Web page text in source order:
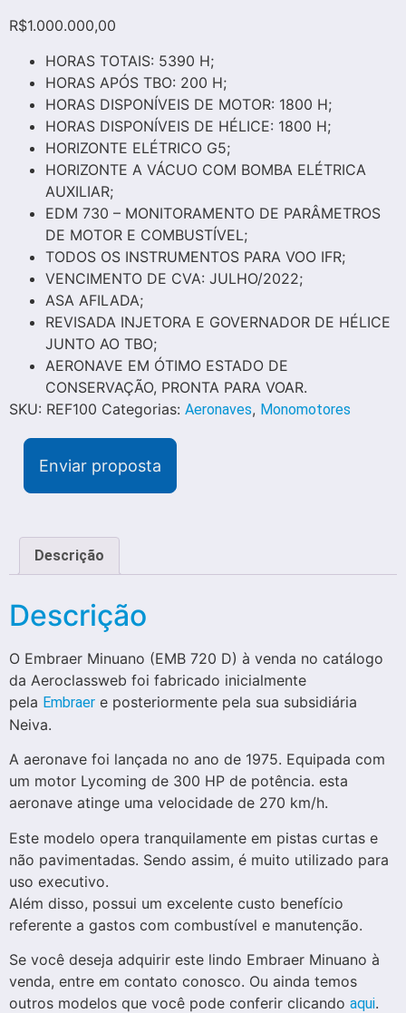
R$1.000.000,00
HORAS TOTAIS: 5390 H;
HORAS APÓS TBO: 200 H;
HORAS DISPONÍVEIS DE MOTOR: 1800 H;
HORAS DISPONÍVEIS DE HÉLICE: 1800 H;
HORIZONTE ELÉTRICO G5;
HORIZONTE A VÁCUO COM BOMBA ELÉTRICA
AUXILIAR;
EDM 730 – MONITORAMENTO DE PARÂMETROS
DE MOTOR E COMBUSTÍVEL;
TODOS OS INSTRUMENTOS PARA VOO IFR;
VENCIMENTO DE CVA: JULHO/2022;
ASA AFILADA;
REVISADA INJETORA E GOVERNADOR DE HÉLICE
JUNTO AO TBO;
AERONAVE EM ÓTIMO ESTADO DE
CONSERVAÇÃO, PRONTA PARA VOAR.
SKU: REF100 Categorias: Aeronaves, Monomotores
Enviar proposta
Descrição
Descrição
O Embraer Minuano (EMB 720 D) à venda no catálogo
da Aeroclassweb foi fabricado inicialmente
pela Embraer e posteriormente pela sua subsidiária
Neiva.
A aeronave foi lançada no ano de 1975. Equipada com
um motor Lycoming de 300 HP de potência. esta
aeronave atinge uma velocidade de 270 km/h.
Este modelo opera tranquilamente em pistas curtas e
não pavimentadas. Sendo assim, é muito utilizado para
uso executivo.
Além disso, possui um excelente custo benefício
referente a gastos com combustível e manutenção.
Se você deseja adquirir este lindo Embraer Minuano à
venda, entre em contato conosco. Ou ainda temos
outros modelos que você pode conferir clicando aqui.